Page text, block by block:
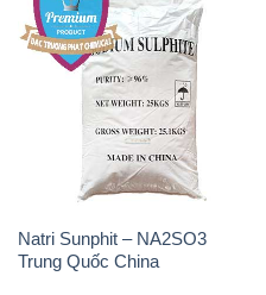
Natri Sunphit – NA2SO3
Trung Quốc China